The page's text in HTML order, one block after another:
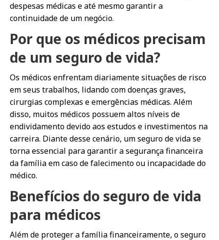
despesas médicas e até mesmo garantir a
continuidade de um negócio.
Por que os médicos precisam
de um seguro de vida?
Os médicos enfrentam diariamente situações de risco
em seus trabalhos, lidando com doenças graves,
cirurgias complexas e emergências médicas. Além
disso, muitos médicos possuem altos níveis de
endividamento devido aos estudos e investimentos na
carreira. Diante desse cenário, um seguro de vida se
torna essencial para garantir a segurança financeira
da família em caso de falecimento ou incapacidade do
médico.
Benefícios do seguro de vida
para médicos
Além de proteger a família financeiramente, o seguro